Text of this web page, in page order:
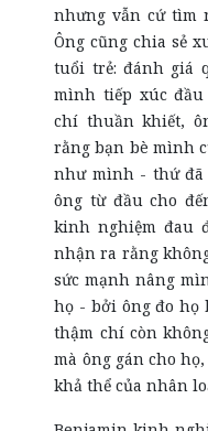
nhưng vẫn cứ tìm
Ông cũng chia sẻ
tuổi trẻ: đánh giá
mình tiếp xúc
chí thuần khiết,
rằng bạn bè mình
như mình - thứ đã
ông từ đầu cho
kinh nghiệm đau
nhận ra rằng
sức mạnh nâng
họ - bởi ông đo họ
thậm chí còn
mà ông gán cho
khả thể của nhân